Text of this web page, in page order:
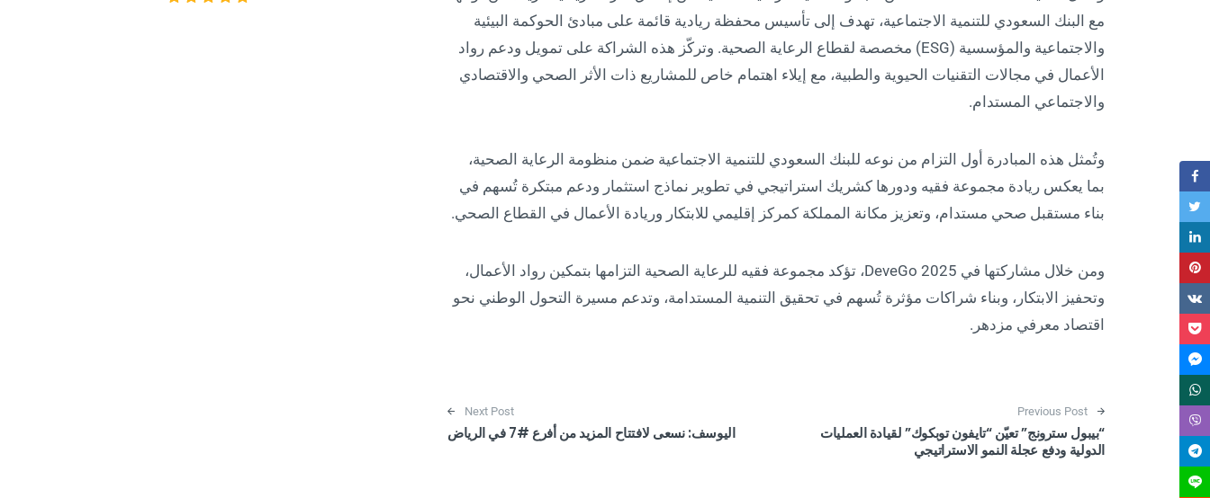
مع البنك السعودي للتنمية الاجتماعية، تهدف إلى تأسيس محفظة ريادية قائمة على مبادئ الحوكمة البيئية
والاجتماعية والمؤسسية (ESG) مخصصة لقطاع الرعاية الصحية. وتركّز هذه الشراكة على تمويل ودعم رواد
الأعمال في مجالات التقنيات الحيوية والطبية، مع إيلاء اهتمام خاص للمشاريع ذات الأثر الصحي والاقتصادي
والاجتماعي المستدام.
وتُمثل هذه المبادرة أول التزام من نوعه للبنك السعودي للتنمية الاجتماعية ضمن منظومة الرعاية الصحية،
بما يعكس ريادة مجموعة فقيه ودورها كشريك استراتيجي في تطوير نماذج استثمار ودعم مبتكرة تُسهم في
بناء مستقبل صحي مستدام، وتعزيز مكانة المملكة كمركز إقليمي للابتكار وريادة الأعمال في القطاع الصحي.
ومن خلال مشاركتها في DeveGo 2025، تؤكد مجموعة فقيه للرعاية الصحية التزامها بتمكين رواد الأعمال،
وتحفيز الابتكار، وبناء شراكات مؤثرة تُسهم في تحقيق التنمية المستدامة، وتدعم مسيرة التحول الوطني نحو
اقتصاد معرفي مزدهر.
Post navigation
Previous Post
“بيبول سترونج” تعيّن “تايفون توبكوك” لقيادة العمليات
الدولية ودفع عجلة النمو الاستراتيجي
Next Post
اليوسف: نسعى لافتتاح المزيد من أفرع #7 في الرياض